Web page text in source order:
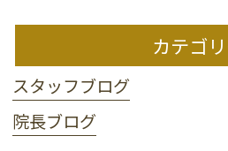
カテゴ
スタッフブログ
院長ブログ